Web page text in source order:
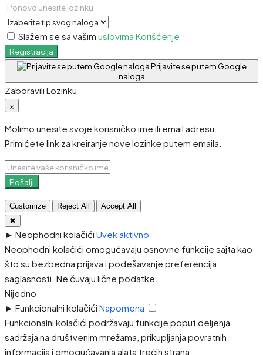
Slažem se sa vašim uslovima Korišćenje
Registracija
Prijavite se putem Google
naloga
Zaboravili Lozinku
×
Molimo unesite svoje korisničko ime ili email adresu.
Primićete link za kreiranje nove lozinke putem emaila.
Pošalji
Customize Reject All
Accept All
✖
► Neophodni kolačići Uvek aktivno
Neophodni kolačići omogućavaju osnovne funkcije sajta kao
što su bezbedna prijava i podešavanje preferencija
saglasnosti. Ne čuvaju lične podatke.
Nijedno
► Funkcionalni kolačići Napomena
Funkcionalni kolačići podržavaju funkcije poput deljenja
sadržaja na društvenim mrežama, prikupljanja povratnih
informacija i omogućavanja alata trećih strana.